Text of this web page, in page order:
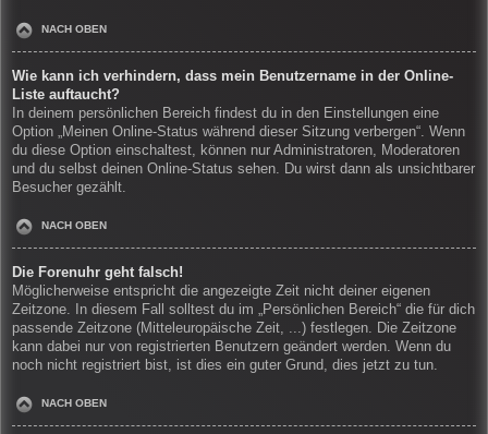
NACH OBEN
Wie kann ich verhindern, dass mein Benutzername in der Online-
Liste auftaucht?
In deinem persönlichen Bereich findest du in den Einstellungen eine
Option „Meinen Online-Status während dieser Sitzung verbergen“. Wenn
du diese Option einschaltest, können nur Administratoren, Moderatoren
und du selbst deinen Online-Status sehen. Du wirst dann als unsichtbarer
Besucher gezählt.
NACH OBEN
Die Forenuhr geht falsch!
Möglicherweise entspricht die angezeigte Zeit nicht deiner eigenen
Zeitzone. In diesem Fall solltest du im „Persönlichen Bereich“ die für dich
passende Zeitzone (Mitteleuropäische Zeit, ...) festlegen. Die Zeitzone
kann dabei nur von registrierten Benutzern geändert werden. Wenn du
noch nicht registriert bist, ist dies ein guter Grund, dies jetzt zu tun.
NACH OBEN